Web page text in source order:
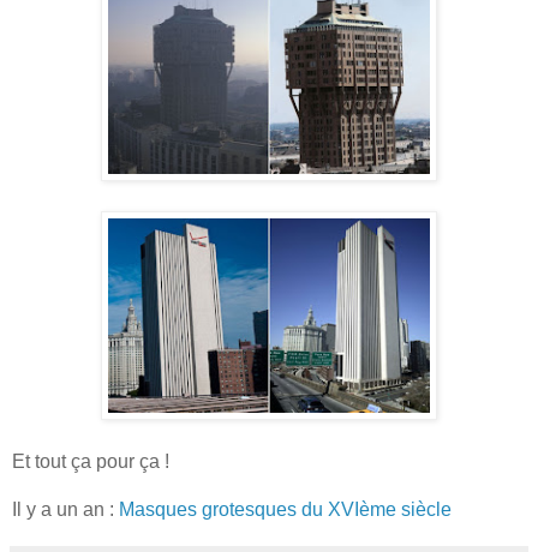
Et tout ça pour ça !
Il y a un an : Masques grotesques du XVIème siècle